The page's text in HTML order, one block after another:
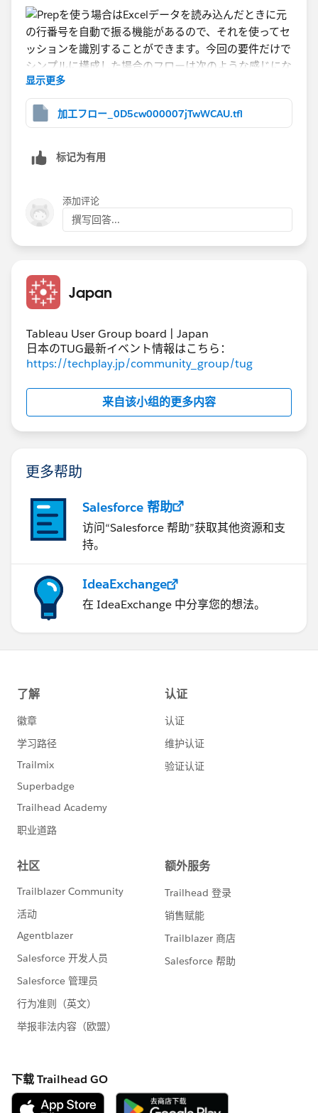
青いラインで、これはおよそ先に回答した流れのとおり
です。上に分岐しているオレンジのラインは結合のため
のでここで作ります。
フローファイルを添付しますので、フローの具体的な内
容はそちらを見てもらえればと思います。
​データの加工が終わったら、出力されたデータを
TableauDesktopに接続し、行番号でリレーションを組
タをかけるなどしてください。
<apple または grape を含むデータを表示して、且つキ
ーワードごとに行を分ける例>
显示更多
加工フロー_0D5cw000007jTwWCAU.tfl
标记为有用
添加评论
撰写回答...
Japan
Tableau User Group board | Japan
日本のTUG最新イベント情報はこちら：
https://techplay.jp/community_group/tug
来自该小组的更多内容
更多帮助
Salesforce 帮助
访问“Salesforce 帮助”获取其他资源和支
持。
IdeaExchange
在 IdeaExchange 中分享您的想法。